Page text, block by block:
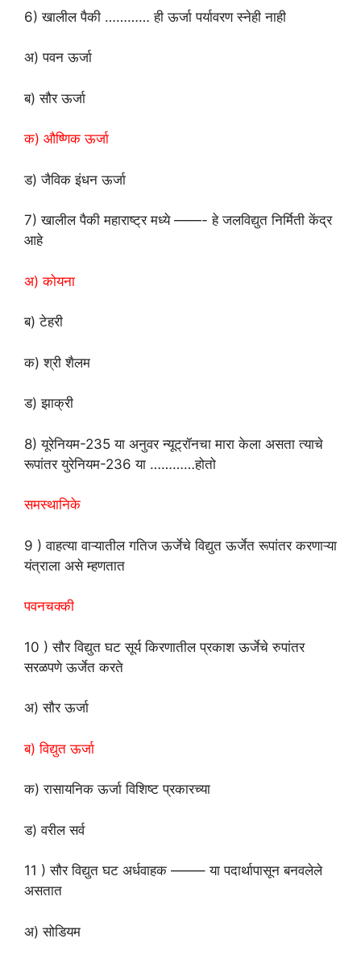
6) खालील पैकी …………ही ऊर्जा पर्यावरण स्नेही नाही
अ) पवन ऊर्जा
ब) सौर ऊर्जा
क) औष्णिक ऊर्जा
ड) जैविक इंधन ऊर्जा
7) खालील पैकी महाराष्ट्र मध्ये ——- हे जलविद्युत निर्मिती केंद्र
आहे
अ) कोयना
ब) टेहरी
क) श्री शैलम
ड) झाक्री
8) यूरेनियम-235 या अनुवर न्यूट्रॉनचा मारा केला असता त्याचे
रूपांतर युरेनियम-236 या …………होतो
समस्थानिके
9 ) वाहत्या वाऱ्यातील गतिज ऊर्जेचे विद्युत ऊर्जेत रूपांतर करणाऱ्या
यंत्राला असेम्हणतात
पवनचक्की
10 ) सौर विद्युत घट सूर्य किरणातील प्रकाश ऊर्जेचे रुपांतर
सरळपणे ऊर्जेत करते
अ) सौर ऊर्जा
ब) विद्युत ऊर्जा
क) रासायनिक ऊर्जा विशिष्ट प्रकारच्या
ड) वरील सर्व
11 ) सौर विद्युत घट अर्धवाहक ——– या पदार्थापासून बनवलेले
असतात
अ) सोडियम